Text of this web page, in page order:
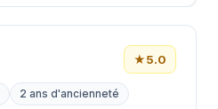
★5.0
2 ans d'ancienneté